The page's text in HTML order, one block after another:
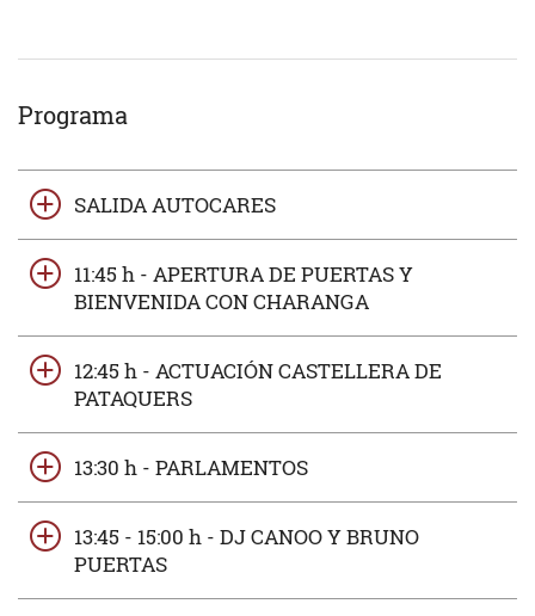
Programa
SALIDA AUTOCARES
11:45 h - APERTURA DE PUERTAS Y
BIENVENIDA CON CHARANGA
12:45 h - ACTUACIÓN CASTELLERA DE
PATAQUERS
13:30 h - PARLAMENTOS
13:45 - 15:00 h - DJ CANOO Y BRUNO
PUERTAS